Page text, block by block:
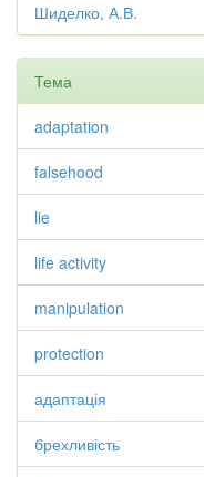
Шиделко, А.В.
Тема
adaptation
falsehood
lie
life activity
manipulation
protection
адаптація
брехливість